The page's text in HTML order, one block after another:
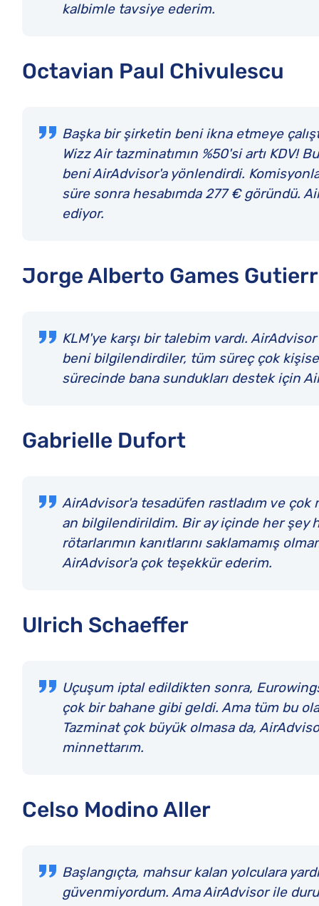
kalbimle tavsiye ederim.
Octavian Paul Chivulescu
Başka bir şirketin beni ikna etmeye
Wizz Air tazminatımın %50'si artı KDV!
beni AirAdvisor'a yönlendirdi.
süre sonra hesabımda 277 € göründü.
ediyor.
Jorge Alberto Games
KLM'ye karşı bir talebim vardı.
beni bilgilendirdiler, tüm süreç çok
sürecinde bana sundukları destek için
Gabrielle Dufort
AirAdvisor'a tesadüfen rastladım ve çok
an bilgilendirildim. Bir ay içinde her şey
rötarlarımın kanıtlarını saklamamış
AirAdvisor'a çok teşekkür ederim.
Ulrich Schaeffer
Uçuşum iptal edildikten sonra,
çok bir bahane gibi geldi. Ama tüm bu
Tazminat çok büyük olmasa da,
minnettarım.
Celso Modino Aller
Başlangıçta, mahsur kalan yolculara
güvenmiyordum. Ama AirAdvisor ile